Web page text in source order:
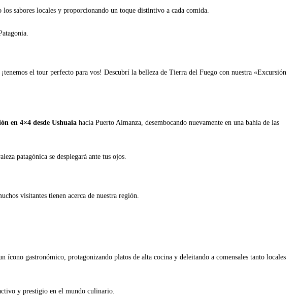
los sabores locales y proporcionando un toque distintivo a cada comida.
el tour perfecto para vos! Descubrí la belleza de Tierra del Fuego con nuestra «Excursión
en 4×4 desde Ushuaia hacia Puerto Almanza, desembocando nuevamente en una bahía de las
patagónica se desplegará ante tus ojos.
visitantes tienen acerca de nuestra región.
gastronómico, protagonizando platos de alta cocina y deleitando a comensales tanto locales
y prestigio en el mundo culinario.